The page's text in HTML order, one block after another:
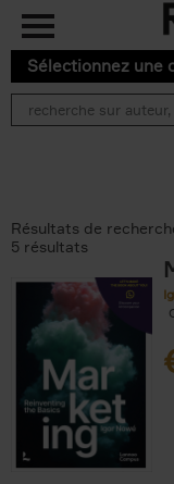
Aller au contenu
Sélectionnez une
Résultats de
5 résultats